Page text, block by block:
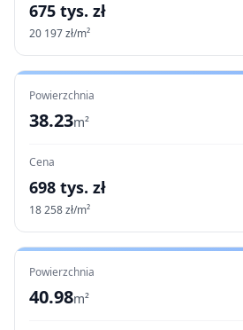
675 tys. zł
20 197zł/m²
Powierzchnia
38.23m²
Cena
698 tys. zł
18 258zł/m²
Powierzchnia
40.98m²